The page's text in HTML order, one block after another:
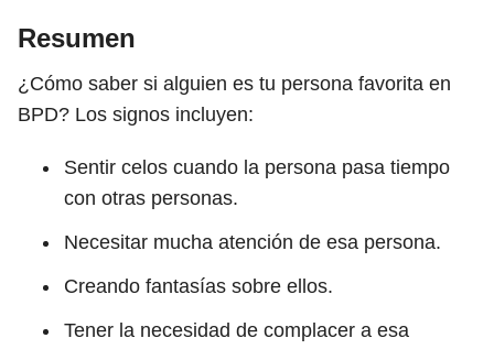
Resumen
¿Cómo saber si alguien es tu persona favorita en
BPD? Los signos incluyen:
Sentir celos cuando la persona pasa tiempo
con otras personas.
Necesitar mucha atención de esa persona.
Creando fantasías sobre ellos.
Tener la necesidad de complacer a esa